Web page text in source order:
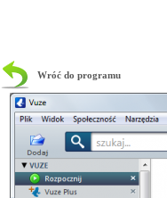
Wróć do programu